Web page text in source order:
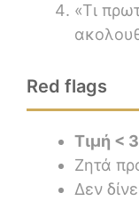
«Τι
Red flags
Τιμή <
Ζητά
Δεν